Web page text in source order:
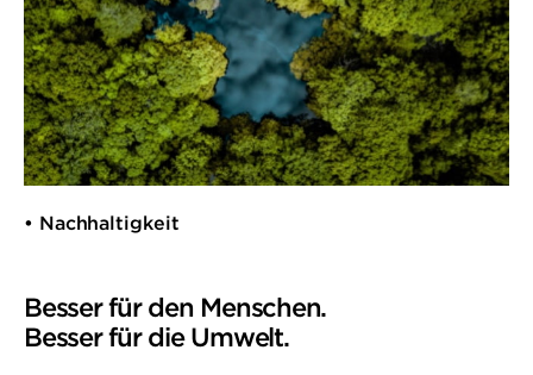
• Nachhaltigkeit
Besser für den Menschen.
Besser für die Umwelt.